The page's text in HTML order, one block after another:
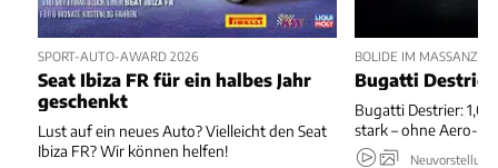
SPORT-AUTO-AWARD 2026
Seat Ibiza FR für ein halbes Jahr
geschenkt
Lust auf ein neues Auto? Vielleicht den Seat
Ibiza FR? Wir können helfen!
BOLIDE IM MASSANZUG
Bugatti
Bugatti Destrier: 1,00
stark – ohne Aero-